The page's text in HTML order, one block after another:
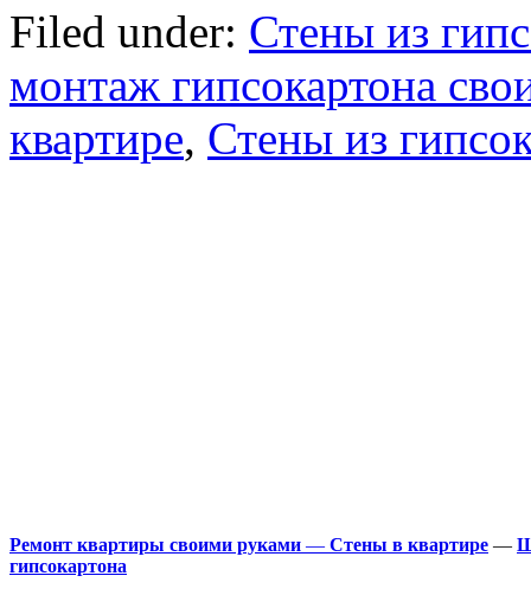
Filed under: Стены из
монтаж гипсокартона
квартире, Стены из
Ремонт квартиры своими руками — Стены в квартире —
гипсокартона